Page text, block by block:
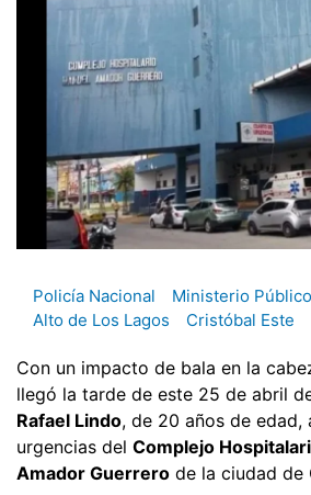
Policía Nacional
Ministerio Público
Alto de Los Lagos
Cristóbal Este
Con un impacto de bala en la
llegó la tarde de este 25 de abril
Rafael Lindo, de 20 años de edad,
urgencias del Complejo
Amador Guerrero de la ciudad de